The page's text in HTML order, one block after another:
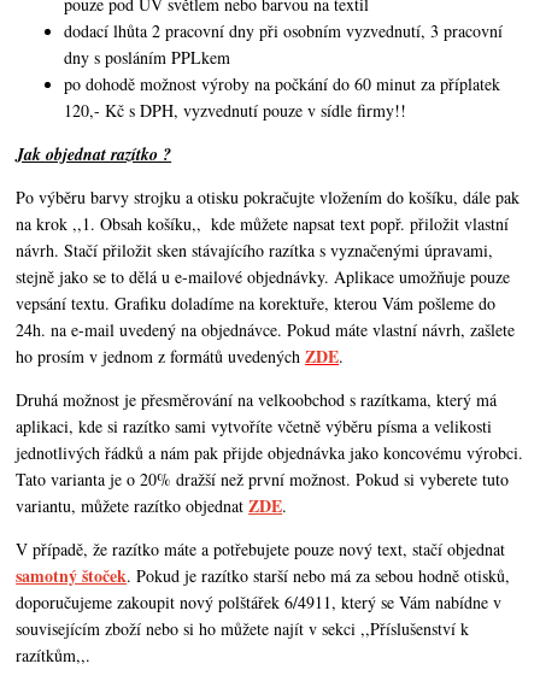
dodací lhůta 2 pracovní dny při osobním vyzvednutí, 3 pracovní
dny s posláním PPLkem
po dohodě možnost výroby na počkání do 60 minut za příplatek
120,- Kč s DPH, vyzvednutí pouze v sídle firmy!!
Jak objednat razítko ?
Po výběru barvy strojku a otisku pokračujte vložením do košíku, dále pak
na krok ,,1. Obsah košíku,, kde můžete napsat text popř. přiložit vlastní
návrh. Stačí přiložit sken stávajícího razítka s vyznačenými úpravami,
stejně jako se to dělá u e-mailové objednávky. Aplikace umožňuje pouze
vepsání textu. Grafiku doladíme na korektuře, kterou Vám pošleme do
24h. na e-mail uvedený na objednávce. Pokud máte vlastní návrh,zašlete
ho prosím v jednom z formátů uvedenýchZDE.
Druhá možnost je přesměrování na velkoobchod s razítkama, který má
aplikaci, kde si razítko sami vytvoříte včetně výběru písma a velikosti
jednotlivých řádků a nám pak přijde objednávka jako koncovému výrobci.
Tato varianta je o 20% dražší než první možnost. Pokud si vyberete tuto
variantu, můžete razítko objednatZDE.
V případě, že razítko máte a potřebujete pouze nový text, stačí objednat
samotný štoček. Pokud je razítko starší nebo má za sebou hodně otisků,
doporučujeme zakoupit nový polštářek 6/4911, který se Vám nabídne v
souvisejícím zboží nebo si ho můžete najít v sekci ,,Příslušenství k
razítkům,,.